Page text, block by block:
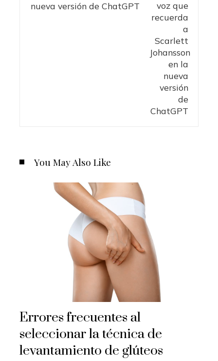
nueva versión de ChatGPT
You May Also Like
Errores frecuentes al
seleccionar la técnica de
levantamiento de glúteos